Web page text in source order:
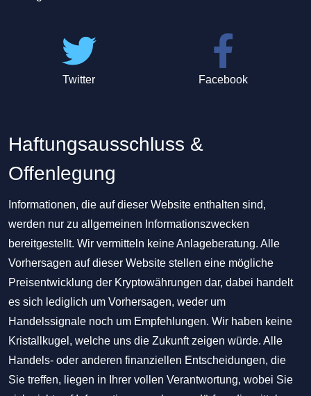
Twitter Facebook
Haftungsausschluss &
Offenlegung
Informationen, die auf dieser Website enthalten sind,
werden nur zu allgemeinen Informationszwecken
bereitgestellt. Wir vermitteln keine Anlageberatung. Alle
Vorhersagen auf dieser Website stellen eine mögliche
Preisentwicklung der Kryptowährungen dar, dabei handelt
es sich lediglich um Vorhersagen, weder um
Handelssignale noch um Empfehlungen. Wir haben keine
Kristallkugel, welche uns die Zukunft zeigen würde. Alle
Handels- oder anderen finanziellen Entscheidungen, die
Sie treffen, liegen in Ihrer vollen Verantwortung, wobei Sie